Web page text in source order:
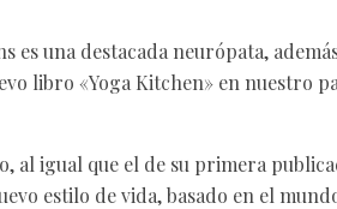
es una destacada neurópata,
libro «Yoga Kitchen» en nuestro
al igual que el de su primera
estilo de vida, basado en el